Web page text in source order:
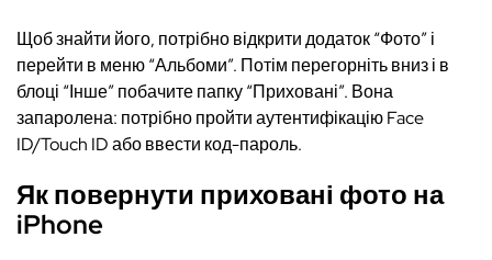
Щоб знайти його, потрібно відкрити додаток “Фото” і
перейти в меню “Альбоми”. Потім перегорніть вниз і в
блоці “Інше” побачите папку “Приховані”. Вона
запаролена: потрібно пройти аутентифікацію Face
ID/Touch ID або ввести код-пароль.
Як повернути приховані фото на
iPhone